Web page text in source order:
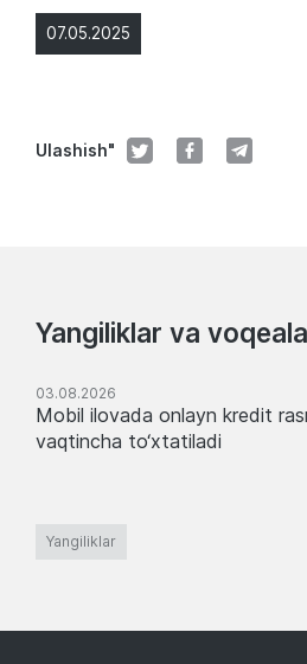
07.05.2025
Ulashish"
Yangiliklar va
03.08.2026
Mobil ilovada onlayn kredit
vaqtincha to‘xtatiladi
Yangiliklar